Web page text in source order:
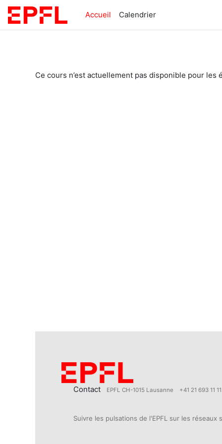
Passer au contenu principal
Accueil
Calendrier
Ce cours n’est actuellement pas disponible pour les
Contact EPFL CH-1015 Lausanne +41 21 693 11 11
Suivre les pulsations de l'EPFL sur les réseaux